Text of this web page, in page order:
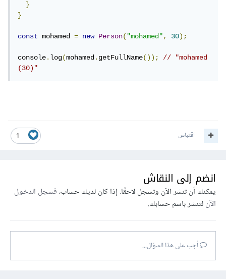
}
}
const mohamed = new Person("mohamed", 30);
console.log(mohamed.getFullName());
// "mohamed
(30)"
1 اقتباس
انضم إلى النقاش
يمكنك أن تنشر الآن وتسجل لاحقًا. إذا كان لديك حساب،فسجل الدخول
الآنلتنشر باسم حسابك.
أجب على هذا السؤال...